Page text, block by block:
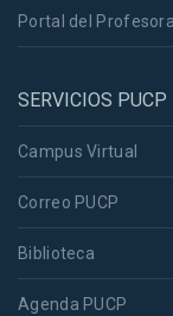
Portal del
SERVICIOS PUCP
Campus Virtual
Correo PUCP
Biblioteca
Agenda PUCP